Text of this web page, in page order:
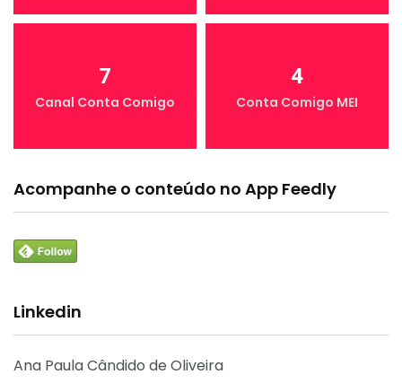
7
Canal Conta Comigo
4
Conta Comigo MEI
Acompanhe o conteúdo no App Feedly
Linkedin
Ana Paula Cândido de Oliveira